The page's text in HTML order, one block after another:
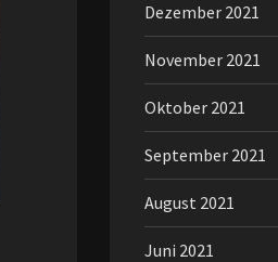
Dezember 2021
November 2021
Oktober 2021
September 2021
August 2021
Juni 2021